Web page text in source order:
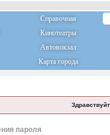
Справочная
Кинотеатры
Автовокзал
Карта города
пароля